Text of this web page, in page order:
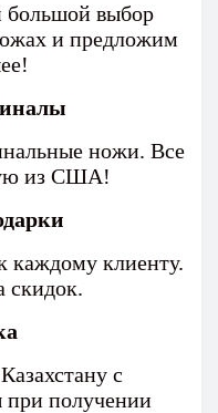
выбор
и предложим
ножи. Все
из США!
каждому клиенту.
скидок.
с
при получении